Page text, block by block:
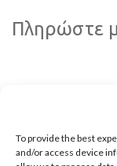
To provide the best
and/or access device
Πληρώστε